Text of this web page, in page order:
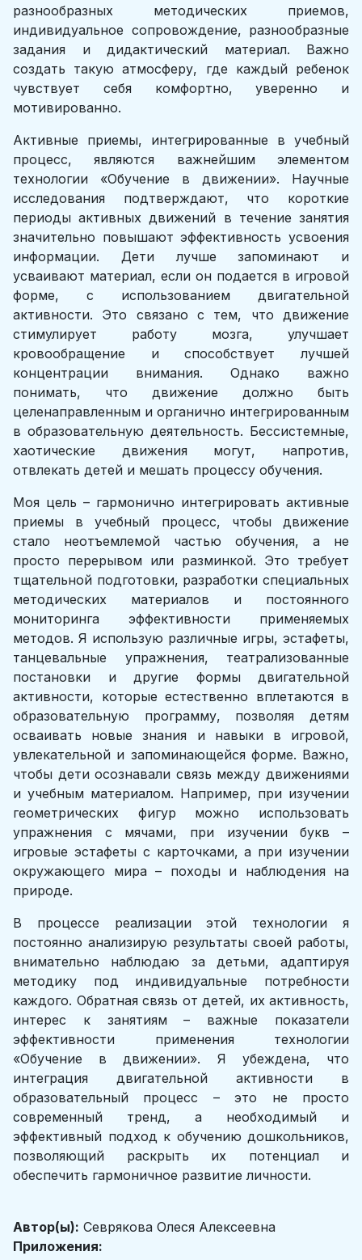
разнообразных методических приемов,
индивидуальное сопровождение, разнообразные
задания и дидактический материал. Важно
создать такую атмосферу, где каждый ребенок
чувствует себя комфортно, уверенно и
мотивированно.
Активные приемы, интегрированные в учебный
процесс, являются важнейшим элементом
технологии «Обучение в движении». Научные
исследования подтверждают, что короткие
периоды активных движений в течение занятия
значительно повышают эффективность усвоения
информации. Дети лучше запоминают и
усваивают материал, если он подается в игровой
форме, с использованием двигательной
активности. Это связано с тем, что движение
стимулирует работу мозга, улучшает
кровообращение и способствует лучшей
концентрации внимания. Однако важно
понимать, что движение должно быть
целенаправленным и органично интегрированным
в образовательную деятельность. Бессистемные,
хаотические движения могут, напротив,
отвлекать детей и мешать процессу обучения.
Моя цель – гармонично интегрировать активные
приемы в учебный процесс, чтобы движение
стало неотъемлемой частью обучения, а не
просто перерывом или разминкой. Это требует
тщательной подготовки, разработки специальных
методических материалов и постоянного
мониторинга эффективности применяемых
методов. Я использую различные игры, эстафеты,
танцевальные упражнения, театрализованные
постановки и другие формы двигательной
активности, которые естественно вплетаются в
образовательную программу, позволяя детям
осваивать новые знания и навыки в игровой,
увлекательной и запоминающейся форме. Важно,
чтобы дети осознавали связь между движениями
и учебным материалом. Например, при изучении
геометрических фигур можно использовать
упражнения с мячами, при изучении букв –
игровые эстафеты с карточками, а при изучении
окружающего мира – походы и наблюдения на
природе.
В процессе реализации этой технологии я
постоянно анализирую результаты своей работы,
внимательно наблюдаю за детьми, адаптируя
методику под индивидуальные потребности
каждого. Обратная связь от детей, их активность,
интерес к занятиям – важные показатели
эффективности применения технологии
«Обучение в движении». Я убеждена, что
интеграция двигательной активности в
образовательный процесс – это не просто
современный тренд, а необходимый и
эффективный подход к обучению дошкольников,
позволяющий раскрыть их потенциал и
обеспечить гармоничное развитие личности.
Автор(ы): Севрякова Олеся Алексеевна
Приложения: